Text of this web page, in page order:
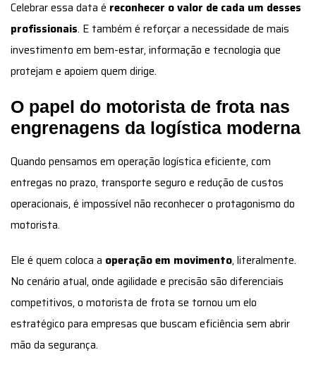
Celebrar essa data é reconhecer o valor de cada um desses
profissionais. E também é reforçar a necessidade de mais
investimento em bem-estar, informação e tecnologia que
protejam e apoiem quem dirige.
O papel do motorista de frota nas
engrenagens da logística moderna
Quando pensamos em operação logística eficiente, com
entregas no prazo, transporte seguro e redução de custos
operacionais, é impossível não reconhecer o protagonismo do
motorista.
Ele é quem coloca a operação em movimento, literalmente.
No cenário atual, onde agilidade e precisão são diferenciais
competitivos, o motorista de frota se tornou um elo
estratégico para empresas que buscam eficiência sem abrir
mão da segurança.